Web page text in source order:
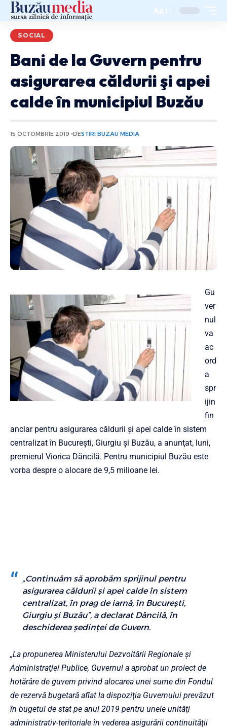
Aa
SOCIAL
Bani de la Guvern pentru
asigurarea căldurii şi apei
calde în municipiul Buzău
15 OCTOMBRIE 2019 DESTIRI BUZAU MEDIA
Gu
ver
nul
va
ac
ord
a
spr
ijin
fin
anciar pentru asigurarea căldurii şi apei calde în sistem
centralizat în Bucureşti, Giurgiu şi Buzău, a anunţat, luni,
premierul Viorica Dăncilă. Pentru municipiul Buzău este
vorba despre o alocare de 9,5 milioane lei.
„Continuăm să aprobăm sprijinul pentru
asigurarea căldurii şi apei calde în sistem
centralizat, în prag de iarnă, în Bucureşti,
Giurgiu şi Buzău”, a declarat Dăncilă, în
deschiderea şedinţei de Guvern.
„La propunerea Ministerului Dezvoltării Regionale şi
Administraţiei Publice, Guvernul a aprobat un proiect de
hotărâre de guvern privind alocarea unei sume din Fondul
de rezervă bugetară aflat la dispoziţia Guvernului prevăzut
în bugetul de stat pe anul 2019 pentru unele unităţi
administrativ-teritoriale în vederea asigurării continuităţii